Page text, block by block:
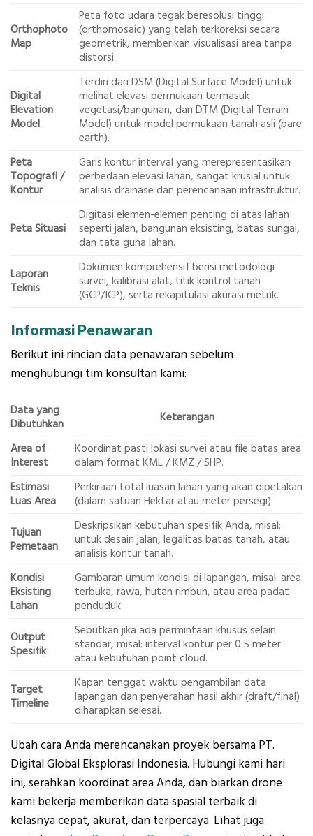
Orthophoto
Map
Peta foto udara tegak beresolusi tinggi
(orthomosaic) yang telah terkoreksi secara
geometrik, memberikan visualisasi area tanpa
distorsi.
Digital
Elevation
Model
Terdiri dari DSM (Digital Surface Model) untuk
melihat elevasi permukaan termasuk
vegetasi/bangunan, dan DTM (Digital Terrain
Model) untuk model permukaan tanah asli (bare
earth).
Peta
Topografi /
Kontur
Garis kontur interval yang merepresentasikan
perbedaan elevasi lahan, sangat krusial untuk
analisis drainase dan perencanaan infrastruktur.
Peta Situasi
Digitasi elemen-elemen penting di atas lahan
seperti jalan, bangunan eksisting, batas sungai,
dan tata guna lahan.
Laporan
Teknis
Dokumen komprehensif berisi metodologi
survei, kalibrasi alat, titik kontrol tanah
(GCP/ICP), serta rekapitulasi akurasi metrik.
Informasi Penawaran
Berikut ini rincian data penawaran sebelum
menghubungi tim konsultan kami:
Data yang
Dibutuhkan
Keterangan
Area of
Interest
Koordinat pasti lokasi survei atau file batas area
dalam format KML / KMZ / SHP.
Estimasi
Luas Area
Perkiraan total luasan lahan yang akan dipetakan
(dalam satuan Hektar atau meter persegi).
Tujuan
Pemetaan
Deskripsikan kebutuhan spesifik Anda, misal:
untuk desain jalan, legalitas batas tanah, atau
analisis kontur tanah.
Kondisi
Eksisting
Lahan
Gambaran umum kondisi di lapangan, misal: area
terbuka, rawa, hutan rimbun, atau area padat
penduduk.
Output
Spesifik
Sebutkan jika ada permintaan khusus selain
standar, misal: interval kontur per 0.5 meter
atau kebutuhan point cloud.
Target
Timeline
Kapan tenggat waktu pengambilan data
lapangan dan penyerahan hasil akhir (draft/final)
diharapkan selesai.
Ubah cara Anda merencanakan proyek bersama PT.
Digital Global Eksplorasi Indonesia. Hubungi kami hari
ini, serahkan koordinat area Anda, dan biarkan drone
kami bekerja memberikan data spasial terbaik di
kelasnya cepat, akurat, dan terpercaya. Lihat juga